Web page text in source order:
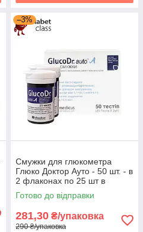
–3%
Смужки для глюкометра
Глюко Доктор Ауто - 50 шт. - в
2 флаконах по 25 шт в
упаковці
Готово до відправки
281,30 ₴/упаковка
290 ₴/упаковка